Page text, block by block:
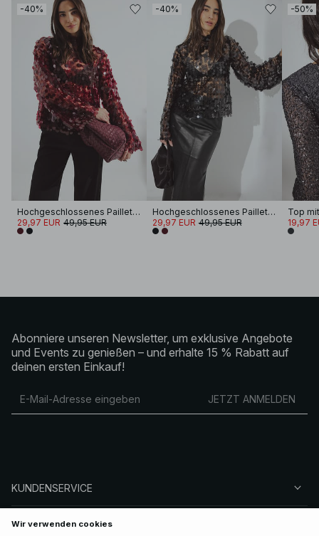
-40%
Hochgeschlossenes Pailletten-Top
29,97 EUR 49,95 EUR
-40%
Hochgeschlossenes Pailletten-Top
29,97 EUR 49,95 EUR
-50%
19,97
Abonniere unseren Newsletter, um exklusive Angebote
und Events zu genießen – und erhalte 15 % Rabatt auf
deinen ersten Einkauf!
JETZT ANMELDEN
KUNDENSERVICE
ÜBER NA-KD